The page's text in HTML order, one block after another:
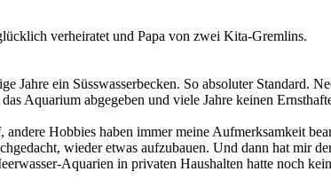
verheiratet und Papa von zwei Kita-Gremlins.
Jahre ein Süsswasserbecken. So absoluter Standard.
Aquarium abgegeben und viele Jahre keinen
Hobbies haben immer meine Aufmerksamkeit
wieder etwas aufzubauen. Und dann hat mir
Aquarien in privaten Haushalten hatte noch